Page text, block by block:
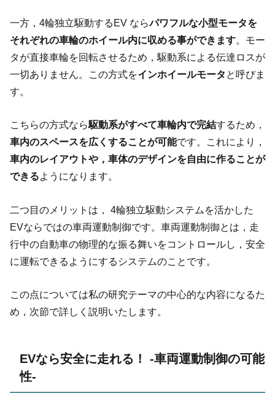
一方，4輪独立駆動するEV ならパワフルな小型モータを
それぞれの車輪のホイール内に収める事ができます。モー
タが直接車輪を回転させるため，駆動系による伝達ロスが
一切ありません。この方式をインホイールモータ と呼びま
す。
こちらの方式なら駆動系がすべて車輪内で完結するため，
車内のスペースを広くすることが可能です。これにより，
車内のレイアウトや，車体のデザインを自由に作ることが
できるようになります。
二つ目のメリットは， 4輪独立駆動システムを活かした
EVならではの車両運動制御です。車両運動制御とは，走
行中の自動車の物理的な振る舞いをコントロールし，安全
に運転できるようにするシステムのことです。
この点については私の研究テーマの中心的な内容になるた
め，次節で詳しく説明いたします。
EVなら安全に走れる！ -車両運動制御の可能
性-